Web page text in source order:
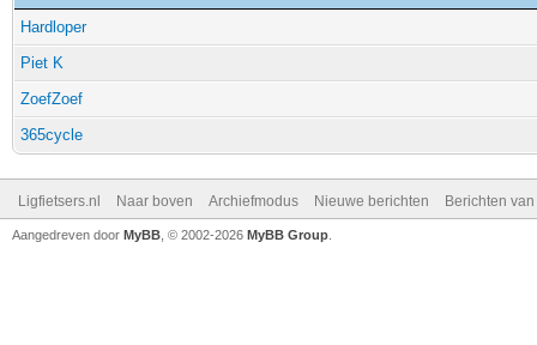
Hardloper
Piet K
ZoefZoef
365cycle
Ligfietsers.nl Naar boven Archiefmodus Nieuwe berichten Berichten
Aangedreven door MyBB , © 2002-2026 MyBB Group